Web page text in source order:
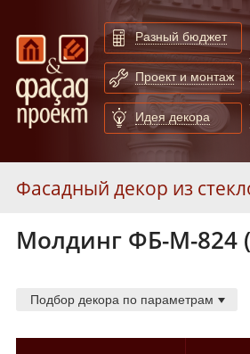
Разный бюджет
Проект и монтаж
Идея декора
Фасадный декор из
Карнизы из стеклофибробетона
55
Сандрики из стеклофибробетона
Балюстрады из стеклофибробетона
87
Молдинг ФБ-М-824
Подбор декора по параметрам